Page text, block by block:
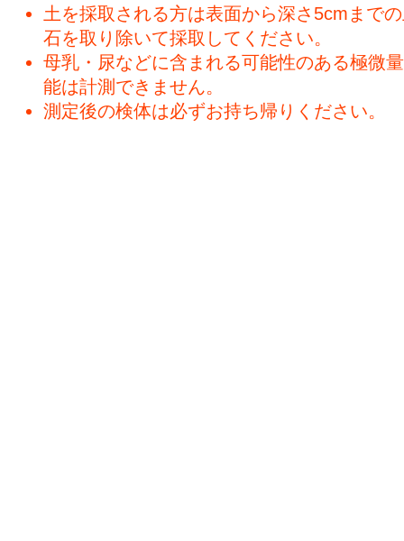
土を採取される方は表面から深さ5cmまで
石を取り除いて採取してください。
母乳・尿などに含まれる可能性のある極微
能は計測できません。
測定後の検体は必ずお持ち帰りください。